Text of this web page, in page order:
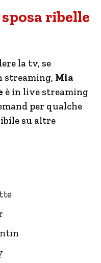
ribelle
la tv, se
streaming, Mia
è in live streaming
per qualche
su altre